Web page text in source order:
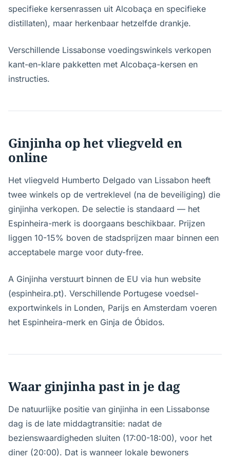
specifieke kersenrassen uit Alcobaça en specifieke
distillaten), maar herkenbaar hetzelfde drankje.
Verschillende Lissabonse voedingswinkels verkopen
kant-en-klare pakketten met Alcobaça-kersen en
instructies.
Ginjinha op het vliegveld en
online
Het vliegveld Humberto Delgado van Lissabon heeft
twee winkels op de vertreklevel (na de beveiliging) die
ginjinha verkopen. De selectie is standaard — het
Espinheira-merk is doorgaans beschikbaar. Prijzen
liggen 10-15% boven de stadsprijzen maar binnen een
acceptabele marge voor duty-free.
A Ginjinha verstuurt binnen de EU via hun website
(espinheira.pt). Verschillende Portugese voedsel-
exportwinkels in Londen, Parijs en Amsterdam voeren
het Espinheira-merk en Ginja de Óbidos.
Waar ginjinha past in je dag
De natuurlijke positie van ginjinha in een Lissabonse
dag is de late middagtransitie: nadat de
bezienswaardigheden sluiten (17:00-18:00), voor het
diner (20:00). Dat is wanneer lokale bewoners